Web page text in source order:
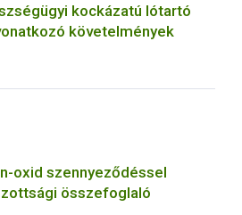
kockázatú lótartó
követelmények
oxid szennyeződéssel
összefoglaló